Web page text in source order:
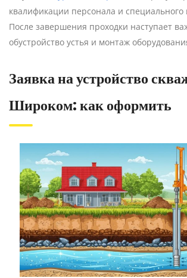
квалификации персонала и специального
После завершения проходки наступает
обустройство устья и монтаж
Заявка на устройство
Широком: как оформить